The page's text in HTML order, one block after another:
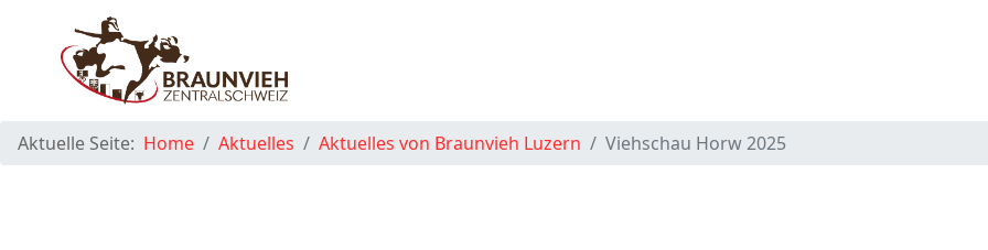
Aktuelle Seite: Home Aktuelles Aktuelles von Braunvieh Luzern Viehschau Horw 2025